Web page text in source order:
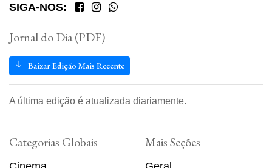
SIGA-NOS:
Jornal do Dia (PDF)
Baixar Edição Mais Recente
A última edição é atualizada diariamente.
Categorias Globais Mais Seções